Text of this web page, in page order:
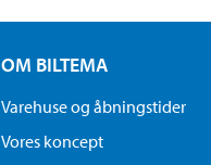
OM BILTEMA
Varehuse og åbningstider
Vores koncept